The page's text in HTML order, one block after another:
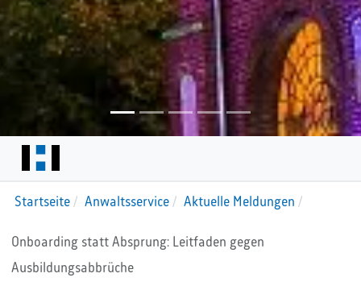
Startseite Anwaltsservice Aktuelle Meldungen
Onboarding statt Absprung: Leitfaden gegen
Ausbildungsabbrüche